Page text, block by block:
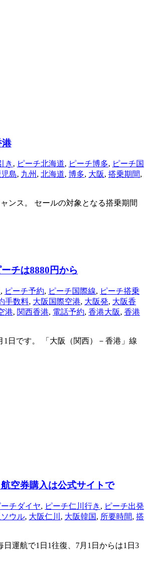
港
き , ピーチ北海道, ピーチ博多, ピーチ国
島, 九州 , 北海道, 博多, 大阪, 搭乗期間,
ンス。 セールの対象となる搭乗期間
チは8880円から
, ピーチ予約, ピーチ国際線, ピーチ搭乗
手数料, 大阪国際空港, 大阪発, 大阪香
港, 関西香港, 電話予約, 香港大阪, 香港
日です。 「大阪（関西）－香港」線
空券購入は公式サイトで
ーチダイヤ, ピーチ仁川行き , ピーチ出発
ウル, 大阪仁川 , 大阪韓国, 所要時間, 搭
運航で1日1往復、7月1日からは1日3